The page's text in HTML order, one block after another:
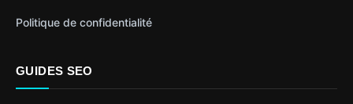
Politique de confidentialité
GUIDES SEO